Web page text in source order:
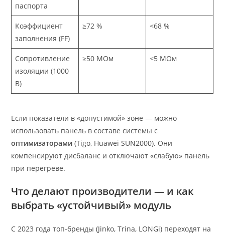
паспорта
Коэффициент
заполнения (FF)
≥72 % <68 %
Сопротивление
изоляции (1000
В)
≥50 МОм <5 МОм
Если показатели в «допустимой» зоне — можно
использовать панель в составе системы с
оптимизаторами (Tigo, Huawei SUN2000). Они
компенсируют дисбаланс и отключают «слабую» панель
при перегреве.
Что делают производители — и как
выбрать «устойчивый» модуль
С 2023 года топ-бренды (Jinko, Trina, LONGi) переходят на